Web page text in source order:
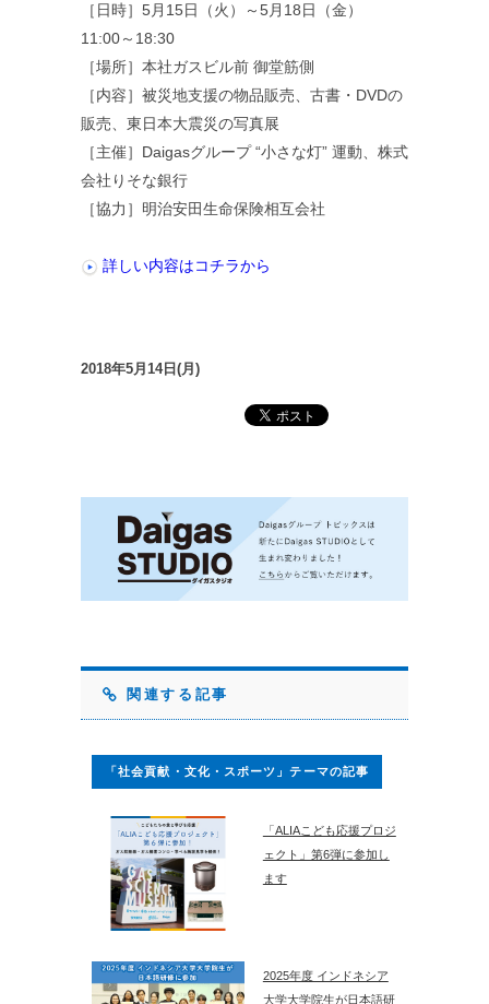
［日時］5月15日（火）～5月18日（金）
11:00～18:30
［場所］本社ガスビル前 御堂筋側
［内容］被災地支援の物品販売、古書・DVDの
販売、東日本大震災の写真展
［主催］Daigasグループ “小さな灯” 運動、株式
会社りそな銀行
［協力］明治安田生命保険相互会社
詳しい内容はコチラから
2018年5月14日(月)
関連する記事
「社会貢献・文化・スポーツ」テーマの記事
「ALIAこども応援プロジ
ェクト」第6弾に参加し
ます
2025年度 インドネシア
大学大学院生が日本語研